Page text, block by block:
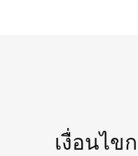
เงื่อนไข